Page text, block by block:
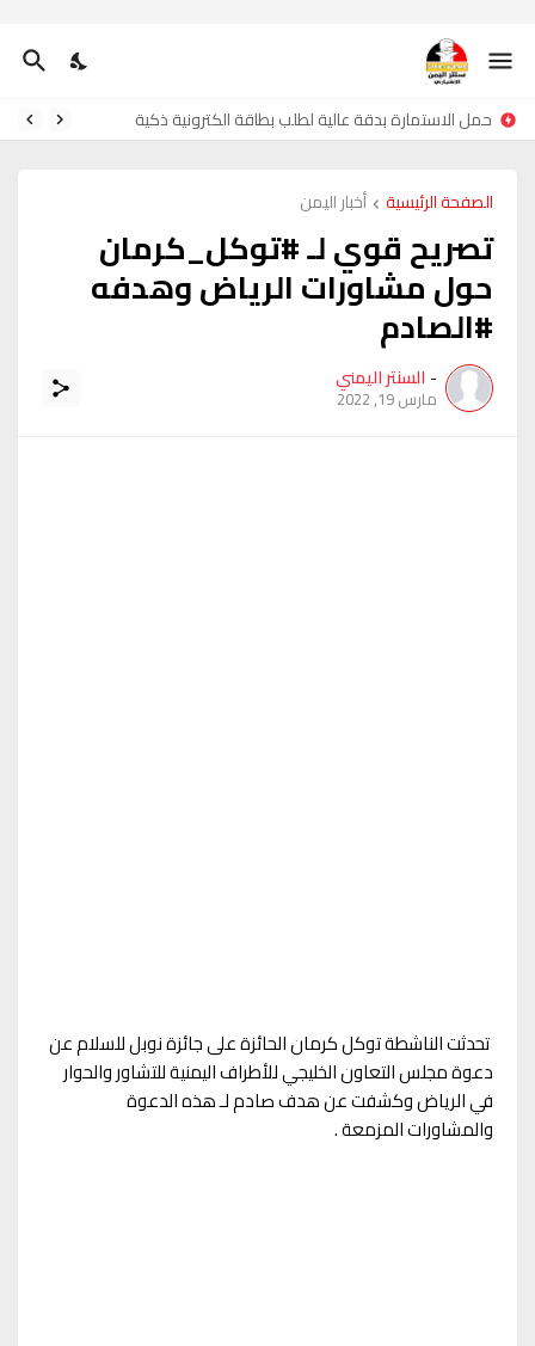
حمل الاستمارة بدقة عالية لطلب بطاقة الكترونية ذكية
الصفحة الرئيسية أخبار اليمن
تصريح قوي لـ #توكل_كرمان
حول مشاورات الرياض وهدفه
#الصادم
- السنتر اليمني
مارس 19, 2022
تحدثت الناشطة توكل كرمان الحائزة على جائزة نوبل للسلام عن
دعوة مجلس التعاون الخليجي للأطراف اليمنية للتشاور والحوار
في الرياض وكشفت عن هدف صادم لـ هذه الدعوة
والمشاورات المزمعة .